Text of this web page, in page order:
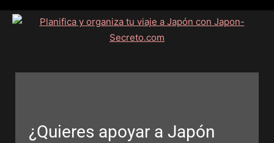
¿Quieres apoyar a Japón